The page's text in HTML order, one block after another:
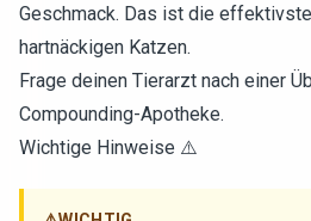
Geschmack. Das ist die
hartnäckigen Katzen.
Frage deinen Tierarzt nach einer
Compounding-Apotheke.
Wichtige Hinweise ⚠️